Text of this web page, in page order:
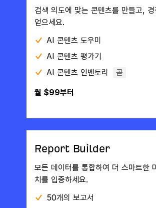
검색 의도에 맞는 콘텐츠를 만들고,
얻으세요.
AI 콘텐츠 도우미
AI 콘텐츠 평가기
AI 콘텐츠 인벤토리
곧
월 $99부터
Report Builder
모든 데이터를 통합하여 더 스마트한
치를 입증하세요.
50개의 보고서